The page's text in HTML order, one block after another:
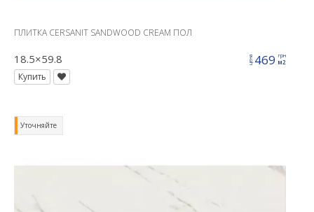
ПЛИТКА CERSANIT SANDWOOD CREAM ПОЛ
18.5×59.8 цена469 грн
м2
Купить
Уточняйте